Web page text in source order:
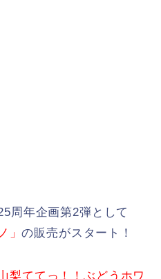
周年企画第2弾として
」の販売がスタート！
山梨ててっ！！ぶどうホワ